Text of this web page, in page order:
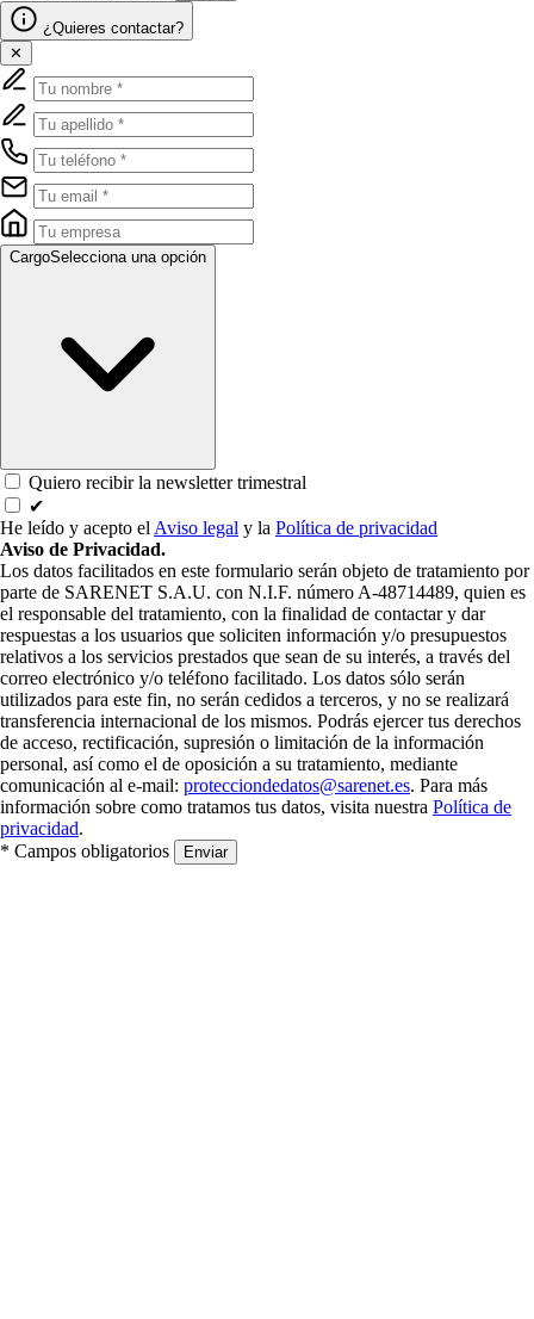
¿Quieres contactar?
✕
CargoSelecciona una opción
Quiero recibir la newsletter trimestral
✔
He leído y acepto el Aviso legal y la Política de privacidad
Aviso de Privacidad.
Los datos facilitados en este formulario serán objeto de tratamiento por
parte de SARENET S.A.U. con N.I.F. número A-48714489, quien es
el responsable del tratamiento, con la finalidad de contactar y dar
respuestas a los usuarios que soliciten información y/o presupuestos
relativos a los servicios prestados que sean de su interés, a través del
correo electrónico y/o teléfono facilitado. Los datos sólo serán
utilizados para este fin, no serán cedidos a terceros, y no se realizará
transferencia internacional de los mismos. Podrás ejercer tus derechos
de acceso, rectificación, supresión o limitación de la información
personal, así como el de oposición a su tratamiento, mediante
comunicación al e-mail: protecciondedatos@sarenet.es. Para más
información sobre como tratamos tus datos, visita nuestra Política de
privacidad.
* Campos obligatorios
Enviar